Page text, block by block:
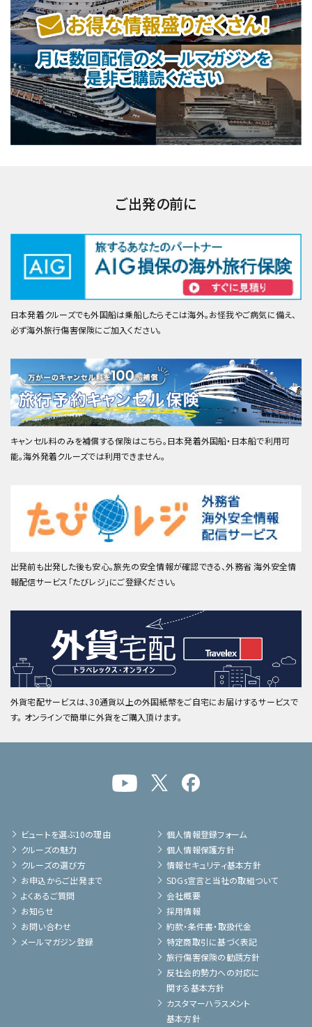
ご出発の前に
日本発着クルーズでも外国船は乗船したらそこは海外。お怪我やご病気に備え、
必ず海外旅行傷害保険にご加入ください。
キャンセル料のみを補償する保険はこちら。日本発着外国船・日本船で利用可
能。海外発着クルーズでは利用できません。
出発前も出発した後も安心。旅先の安全情報が確認できる、外務省 海外安全情
報配信サービス「たびレジ」にご登録ください。
外貨宅配サービスは、30通貨以上の外国紙幣をご自宅にお届けするサービスで
す。 オンラインで簡単に外貨をご購入頂けます。
ビュートを選ぶ10の理由
クルーズの魅力
クルーズの選び方
お申込からご出発まで
よくあるご質問
お知らせ
お問い合わせ
メールマガジン登録
個人情報登録フォーム
個人情報保護方針
情報セキュリティ基本方針
SDGs宣言と当社の取組ついて
会社概要
採用情報
約款・条件書・取扱代金
特定商取引に基づく表記
旅行傷害保険の勧誘方針
反社会的勢力への対応に
関する基本方針
カスタマーハラスメント
基本方針